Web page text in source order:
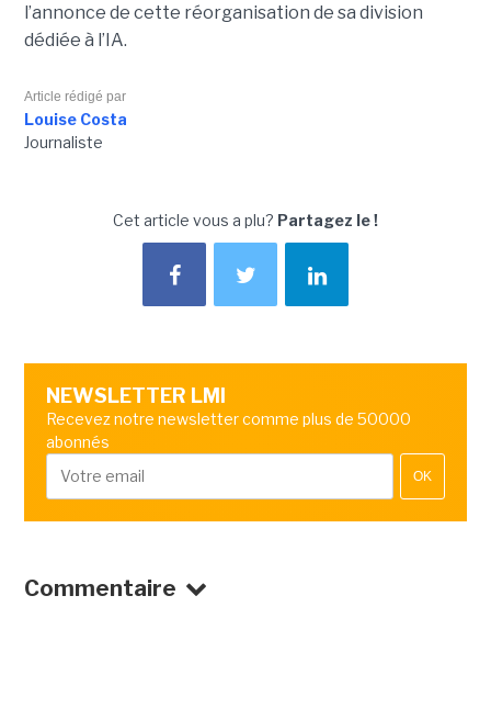
l’annonce de cette réorganisation de sa division
dédiée à l’IA.
Article rédigé par
Louise Costa
Journaliste
Cet article vous a plu? Partagez le !
NEWSLETTER LMI
Recevez notre newsletter comme plus de 50000
abonnés
OK
Commentaire